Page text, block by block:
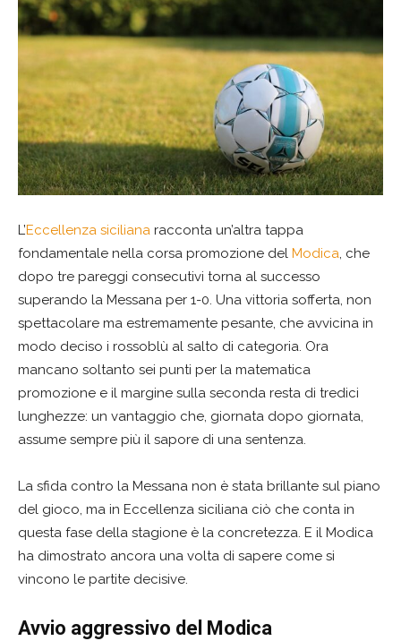
L’Eccellenza siciliana racconta un’altra tappa
fondamentale nella corsa promozione del Modica, che
dopo tre pareggi consecutivi torna al successo
superando la Messana per 1-0. Una vittoria sofferta, non
spettacolare ma estremamente pesante, che avvicina in
modo deciso i rossoblù al salto di categoria. Ora
mancano soltanto sei punti per la matematica
promozione e il margine sulla seconda resta di tredici
lunghezze: un vantaggio che, giornata dopo giornata,
assume sempre più il sapore di una sentenza.
La sfida contro la Messana non è stata brillante sul piano
del gioco, ma in Eccellenza siciliana ciò che conta in
questa fase della stagione è la concretezza. E il Modica
ha dimostrato ancora una volta di sapere come si
vincono le partite decisive.
Avvio aggressivo del Modica